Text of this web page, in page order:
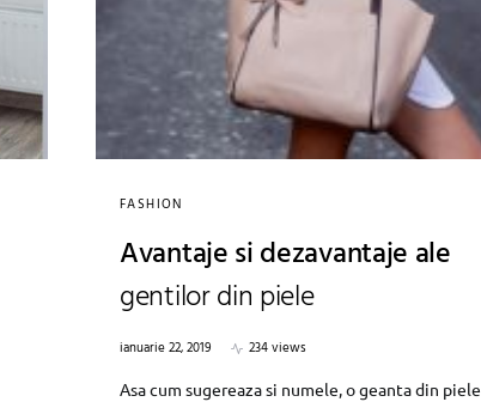
FASHION
Avantaje si dezavantaje ale
gentilor din piele
ianuarie 22, 2019
234 views
Asa cum sugereaza si numele, o geanta din piele